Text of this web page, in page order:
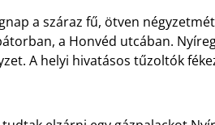
a száraz fű, ötven
a Honvéd utcában.
A helyi hivatásos tűzoltók